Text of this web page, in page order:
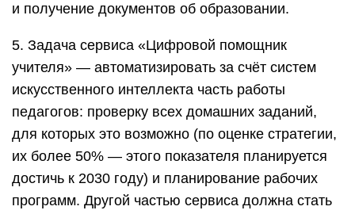
и получение документов об образовании.
5. Задача сервиса «Цифровой помощник
учителя» — автоматизировать за счёт систем
искусственного интеллекта часть работы
педагогов: проверку всех домашних заданий,
для которых это возможно (по оценке стратегии,
их более 50% — этого показателя планируется
достичь к 2030 году) и планирование рабочих
программ. Другой частью сервиса должна стать